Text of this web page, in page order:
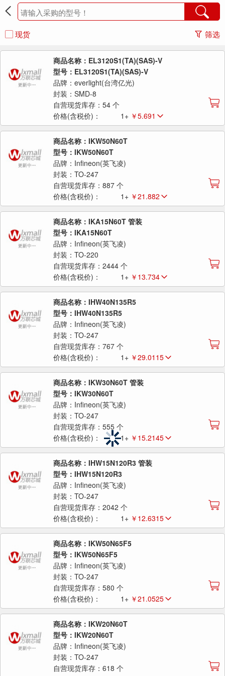
现货 筛选
商品名称：EL3120S1(TA)(SAS)-V
型号：EL3120S1(TA)(SAS)-V
品牌：everlight(台湾亿光)
封装：SMD-8
自营现货库存：54 个
价格(含税价)：
1+ ￥5.691
商品名称：IKW50N60T
型号：IKW50N60T
品牌：Infineon(英飞凌)
封装：TO-247
自营现货库存：887 个
价格(含税价)：
1+ ￥21.882
商品名称：IKA15N60T 管装
型号：IKA15N60T
品牌：Infineon(英飞凌)
封装：TO-220
自营现货库存：2444 个
价格(含税价)：
1+ ￥13.734
商品名称：IHW40N135R5
型号：IHW40N135R5
品牌：Infineon(英飞凌)
封装：TO-247
自营现货库存：767 个
价格(含税价)：
1+ ￥29.0115
商品名称：IKW30N60T 管装
型号：IKW30N60T
品牌：Infineon(英飞凌)
封装：TO-247
自营现货库存：555 个
价格(含税价)：
1+ ￥15.2145
商品名称：IHW15N120R3 管装
型号：IHW15N120R3
品牌：Infineon(英飞凌)
封装：TO-247
自营现货库存：2042 个
价格(含税价)：
1+ ￥12.6315
商品名称：IKW50N65F5
型号：IKW50N65F5
品牌：Infineon(英飞凌)
封装：TO-247
自营现货库存：580 个
价格(含税价)：
1+ ￥21.0525
商品名称：IKW20N60T
型号：IKW20N60T
品牌：Infineon(英飞凌)
封装：TO-247
自营现货库存：618 个